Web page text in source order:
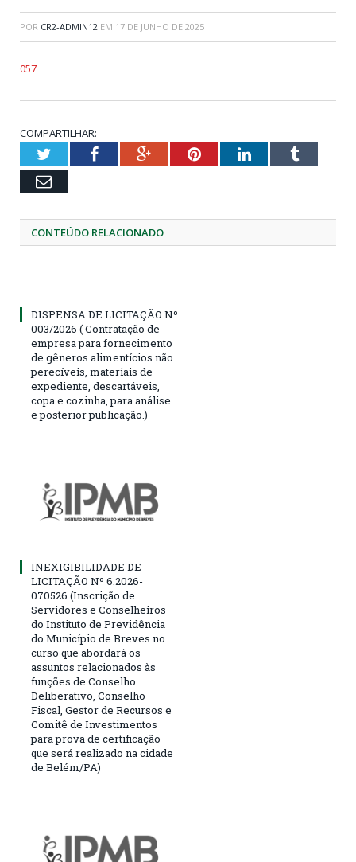
POR CR2-ADMIN12 EM 17 DE JUNHO DE 2025
057
COMPARTILHAR:
TwitterFacebookGoogle+PinterestLinkedInTumblr
Email
CONTEÚDO RELACIONADO
DISPENSA DE LICITAÇÃO Nº
003/2026 ( Contratação de
empresa para fornecimento
de gêneros alimentícios não
perecíveis, materiais de
expediente, descartáveis,
copa e cozinha, para análise
e posterior publicação.)
INEXIGIBILIDADE DE
LICITAÇÃO Nº 6.2026-
070526 (Inscrição de
Servidores e Conselheiros
do Instituto de Previdência
do Município de Breves no
curso que abordará os
assuntos relacionados às
funções de Conselho
Deliberativo, Conselho
Fiscal, Gestor de Recursos e
Comitê de Investimentos
para prova de certificação
que será realizado na cidade
de Belém/PA)